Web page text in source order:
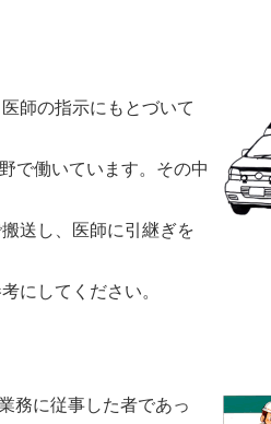
師の指示にもとづいて
で働いています。その中
送し、医師に引継ぎを
にしてください。
務に従事した者であっ